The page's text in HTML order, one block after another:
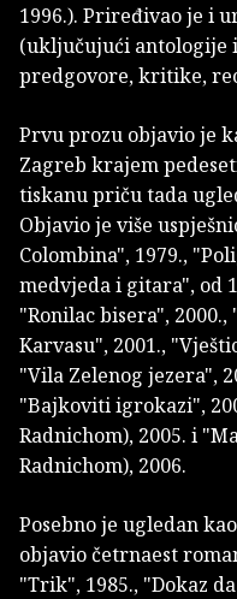
1996.). Priređivao je i
(uključujući antologije
predgovore, kritike,
Prvu prozu objavio je
Zagreb krajem
tiskanu priču tada
Objavio je više
Colombina", 1979.,
medvjeda i gitara", od
"Ronilac bisera",
Karvasu", 2001.,
"Vila Zelenog jezera",
"Bajkoviti igrokazi",
Radnichom), 2005. i
Radnichom), 2006.
Posebno je ugledan
objavio četrnaest
"Trik", 1985., "Dokaz